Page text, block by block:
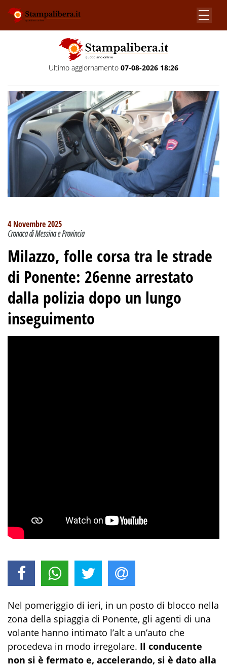
Ultimo aggiornamento 07-08-2026 18:26
4 Novembre 2025
Cronaca di Messina e Provincia
Milazzo, folle corsa tra le strade
di Ponente: 26enne arrestato
dalla polizia dopo un lungo
inseguimento
Nel pomeriggio di ieri, in un posto di blocco nella
zona della spiaggia di Ponente, gli agenti di una
volante hanno intimato l’alt a un’auto che
procedeva in modo irregolare. Il conducente
non si è fermato e, accelerando, si è dato alla